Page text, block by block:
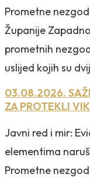
Prometne
Županije
prometnih
uslijed kojih su
03.08.2026.
ZA PROTEKLI
Javni red i mir:
elementima
Prometne